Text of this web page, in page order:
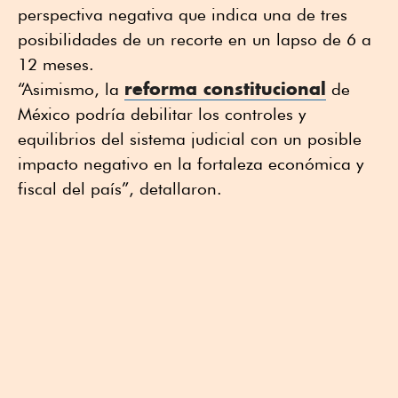
perspectiva negativa que indica una de tres
posibilidades de un recorte en un lapso de 6 a
12 meses.
“Asimismo, la reforma constitucional de
México podría debilitar los controles y
equilibrios del sistema judicial con un posible
impacto negativo en la fortaleza económica y
fiscal del país”, detallaron.